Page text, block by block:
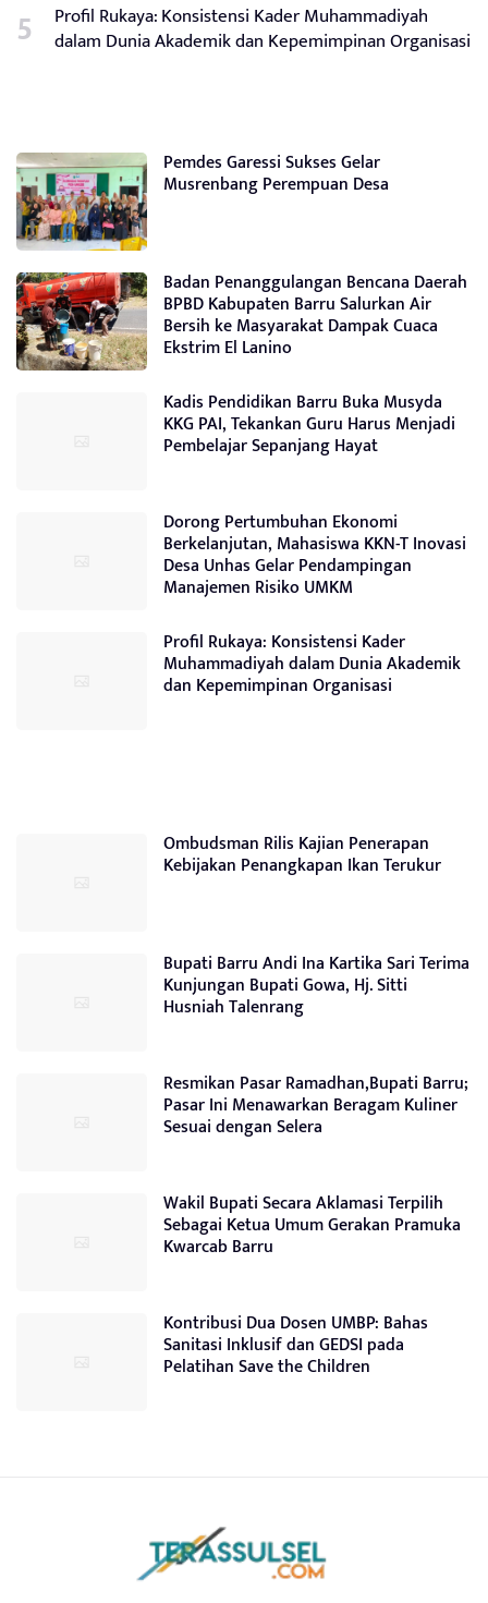
Profil Rukaya: Konsistensi Kader Muhammadiyah
dalam Dunia Akademik dan Kepemimpinan Organisasi
Pemdes Garessi Sukses Gelar
Musrenbang Perempuan Desa
Badan Penanggulangan Bencana Daerah
BPBD Kabupaten Barru Salurkan Air
Bersih ke Masyarakat Dampak Cuaca
Ekstrim El Lanino
Kadis Pendidikan Barru Buka Musyda
KKG PAI, Tekankan Guru Harus Menjadi
Pembelajar Sepanjang Hayat
Dorong Pertumbuhan Ekonomi
Berkelanjutan, Mahasiswa KKN-T Inovasi
Desa Unhas Gelar Pendampingan
Manajemen Risiko UMKM
Profil Rukaya: Konsistensi Kader
Muhammadiyah dalam Dunia Akademik
dan Kepemimpinan Organisasi
Ombudsman Rilis Kajian Penerapan
Kebijakan Penangkapan Ikan Terukur
Bupati Barru Andi Ina Kartika Sari Terima
Kunjungan Bupati Gowa, Hj. Sitti
Husniah Talenrang
Resmikan Pasar Ramadhan,Bupati Barru;
Pasar Ini Menawarkan Beragam Kuliner
Sesuai dengan Selera
Wakil Bupati Secara Aklamasi Terpilih
Sebagai Ketua Umum Gerakan Pramuka
Kwarcab Barru
Kontribusi Dua Dosen UMBP: Bahas
Sanitasi Inklusif dan GEDSI pada
Pelatihan Save the Children